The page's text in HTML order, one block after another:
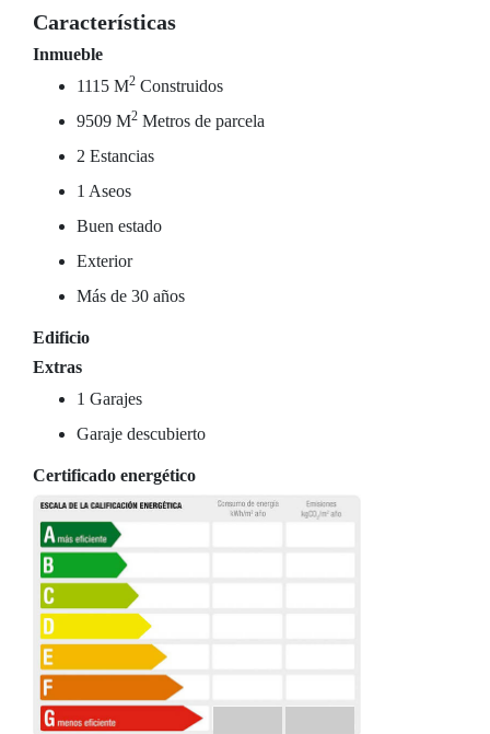
Características
Inmueble
1115 M2 Construidos
9509 M2 Metros de parcela
2 Estancias
1 Aseos
Buen estado
Exterior
Más de 30 años
Edificio
Extras
1 Garajes
Garaje descubierto
Certificado energético